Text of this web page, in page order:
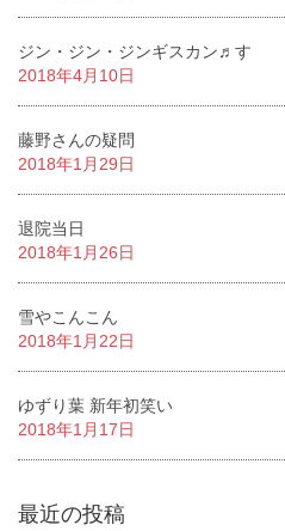
ジン・ジン・ジンギスカン♬す
2018年4月10日
藤野さんの疑問
2018年1月29日
退院当日
2018年1月26日
雪やこんこん
2018年1月22日
ゆずり葉 新年初笑い
2018年1月17日
最近の投稿